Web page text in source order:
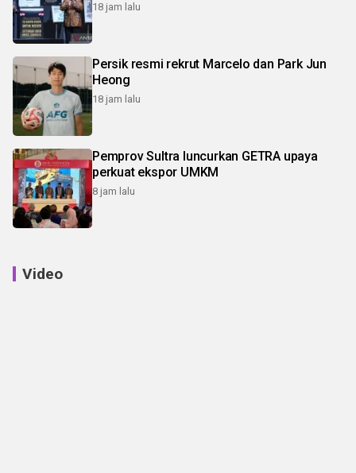
18 jam lalu
Persik resmi rekrut Marcelo dan Park Jun
Heong
18 jam lalu
Pemprov Sultra luncurkan GETRA upaya
perkuat ekspor UMKM
8 jam lalu
Video